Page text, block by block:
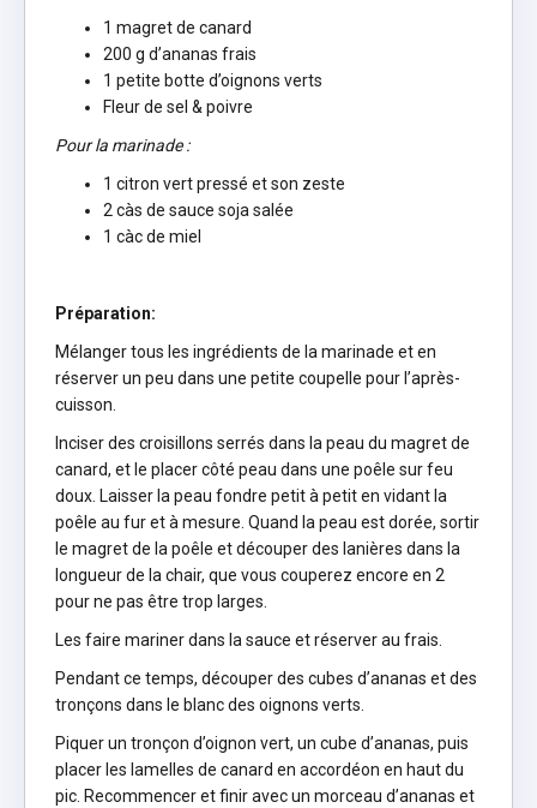
1 magret de canard
200 g d’ananas frais
1 petite botte d’oignons verts
Fleur de sel & poivre
Pour la marinade :
1 citron vert pressé et son zeste
2 càs de sauce soja salée
1 càc de miel
Préparation:
Mélanger tous les ingrédients de la marinade et en
réserver un peu dans une petite coupelle pour l’après-
cuisson.
Inciser des croisillons serrés dans la peau du magret de
canard, et le placer côté peau dans une poêle sur feu
doux. Laisser la peau fondre petit à petit en vidant la
poêle au fur et à mesure. Quand la peau est dorée, sortir
le magret de la poêle et découper des lanières dans la
longueur de la chair, que vous couperez encore en 2
pour ne pas être trop larges.
Les faire mariner dans la sauce et réserver au frais.
Pendant ce temps, découper des cubes d’ananas et des
tronçons dans le blanc des oignons verts.
Piquer un tronçon d’oignon vert, un cube d’ananas, puis
placer les lamelles de canard en accordéon en haut du
pic. Recommencer et finir avec un morceau d’ananas et